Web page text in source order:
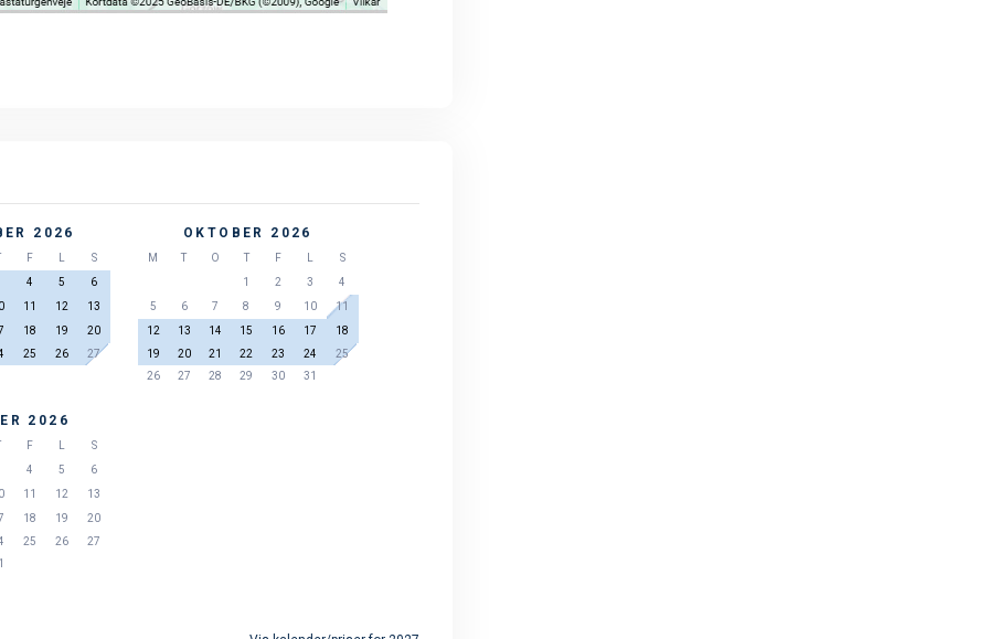
2026
F L
S
4 5
6
11 12
13
18 19
20
25 26 27
OKTOBER 2026
M O F L
S
1
2 3
4
5
6 7 8 9 10
11
12
13 14 15 16 17
18
19
20 21 22 23 24
25
26
27 28 29 30 31
2026
F L
S
4 5
6
11 12
13
18 19
20
25 26
27